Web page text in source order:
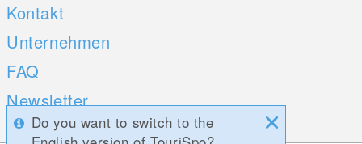
Kontakt
Unternehmen
FAQ
Newsletter
Umfragen
Do you want to switch to the